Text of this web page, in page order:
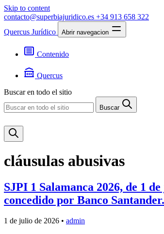
Skip to content
contacto@superbiajuridico.es +34 913 658 322
Quercus Jurídico
Abrir navegacion
Contenido
Noticias
Quercus
Contacto
Buscar en todo el sitio
Buscar
cláusulas abusivas
SJPI 1 Salamanca 2026, de 1
concedido por Banco Santander.
1 de julio de 2026 • admin